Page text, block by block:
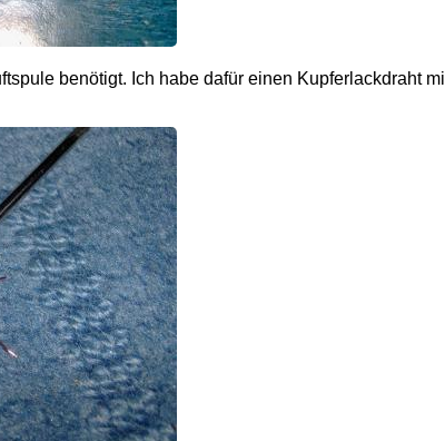
benötigt. Ich habe dafür einen Kupferlackdraht